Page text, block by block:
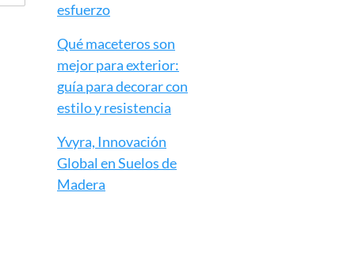
esfuerzo
Qué maceteros son
mejor para exterior:
guía para decorar con
estilo y resistencia
Yvyra, Innovación
Global en Suelos de
Madera